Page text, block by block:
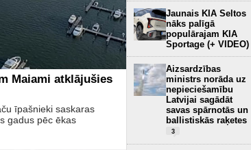
Maiami atklājušies
īpašnieki saskaras
gadus pēc ēkas
Jaunais KIA Seltos
nāks palīgā
populārajam KIA
Sportage (+ VIDEO)
Aizsardzības
ministrs norāda uz
nepieciešamību
Latvijai sagādāt
savas spārnotās un
ballistiskās raķetes
3